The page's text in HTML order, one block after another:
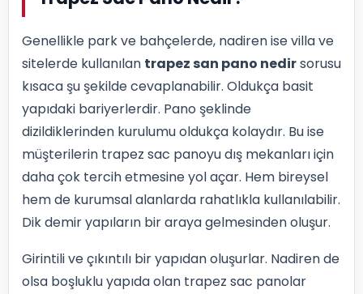
Genellikle park ve bahçelerde, nadiren ise villa ve
sitelerde kullanılan trapez san pano nedirsorusu
kısaca şu şekilde cevaplanabilir. Oldukça basit
yapıdaki bariyerlerdir. Pano şeklinde
dizildiklerinden kurulumu oldukça kolaydır. Bu ise
müşterilerin trapez sac panoyu dış mekanları için
daha çok tercih etmesine yol açar. Hem bireysel
hem de kurumsal alanlarda rahatlıkla kullanılabilir.
Dik demir yapıların bir araya gelmesinden oluşur.
Girintili ve çıkıntılı bir yapıdan oluşurlar. Nadiren de
olsa boşluklu yapıda olan trapez sac panolar